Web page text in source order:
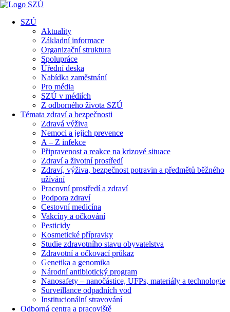
SZÚ
Aktuality
Základní informace
Organizační struktura
Spolupráce
Úřední deska
Nabídka zaměstnání
Pro média
SZÚ v médiích
Z odborného života SZÚ
Témata zdraví a bezpečnosti
Zdravá výživa
Nemoci a jejich prevence
A – Z infekce
Připravenost a reakce na krizové situace
Zdraví a životní prostředí
Zdraví, výživa, bezpečnost potravin a předmětů běžného
užívání
Pracovní prostředí a zdraví
Podpora zdraví
Cestovní medicína
Vakcíny a očkování
Pesticidy
Kosmetické přípravky
Studie zdravotního stavu obyvatelstva
Zdravotní a očkovací průkaz
Genetika a genomika
Národní antibiotický program
Nanosafety – nanočástice, UFPs, materiály a technologie
Surveillance odpadních vod
Institucionální stravování
Odborná centra a pracoviště